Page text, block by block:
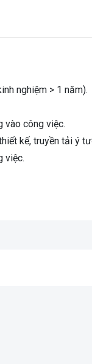
nghiệm > 1 năm).
vào công việc.
kế, truyền tải ý
việc.